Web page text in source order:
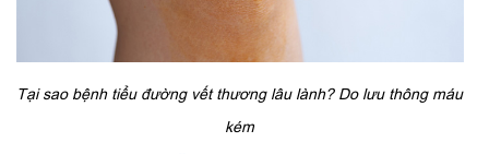
Tại sao bệnh tiểu đường vết thương lâu lành? Do lưu thông máu
kém